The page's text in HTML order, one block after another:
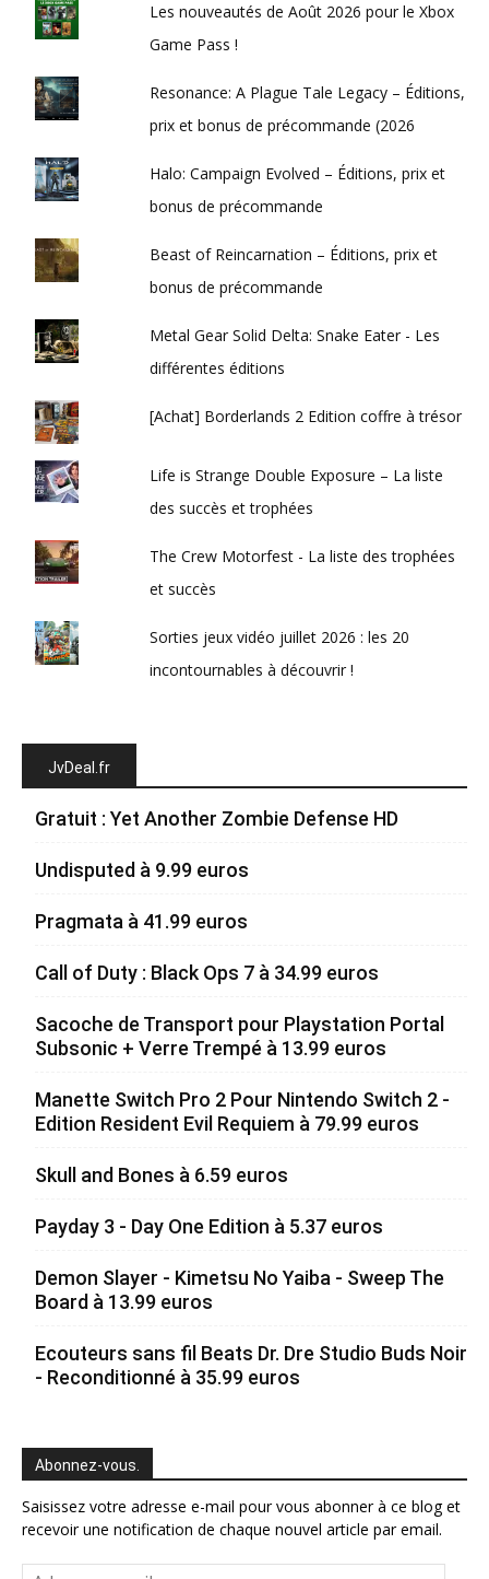
Les nouveautés de Août 2026 pour le Xbox
Game Pass !
Resonance: A Plague Tale Legacy – Éditions,
prix et bonus de précommande (2026
Halo: Campaign Evolved – Éditions, prix et
bonus de précommande
Beast of Reincarnation – Éditions, prix et
bonus de précommande
Metal Gear Solid Delta: Snake Eater - Les
différentes éditions
[Achat] Borderlands 2 Edition coffre à trésor
Life is Strange Double Exposure – La liste
des succès et trophées
The Crew Motorfest - La liste des trophées
et succès
Sorties jeux vidéo juillet 2026 : les 20
incontournables à découvrir !
JvDeal.fr
Gratuit : Yet Another Zombie Defense HD
Undisputed à 9.99 euros
Pragmata à 41.99 euros
Call of Duty : Black Ops 7 à 34.99 euros
Sacoche de Transport pour Playstation Portal
Subsonic + Verre Trempé à 13.99 euros
Manette Switch Pro 2 Pour Nintendo Switch 2 -
Edition Resident Evil Requiem à 79.99 euros
Skull and Bones à 6.59 euros
Payday 3 - Day One Edition à 5.37 euros
Demon Slayer - Kimetsu No Yaiba - Sweep The
Board à 13.99 euros
Ecouteurs sans fil Beats Dr. Dre Studio Buds Noir
- Reconditionné à 35.99 euros
Abonnez-vous.
Saisissez votre adresse e-mail pour vous abonner à ce blog et
recevoir une notification de chaque nouvel article par email.
Adresse